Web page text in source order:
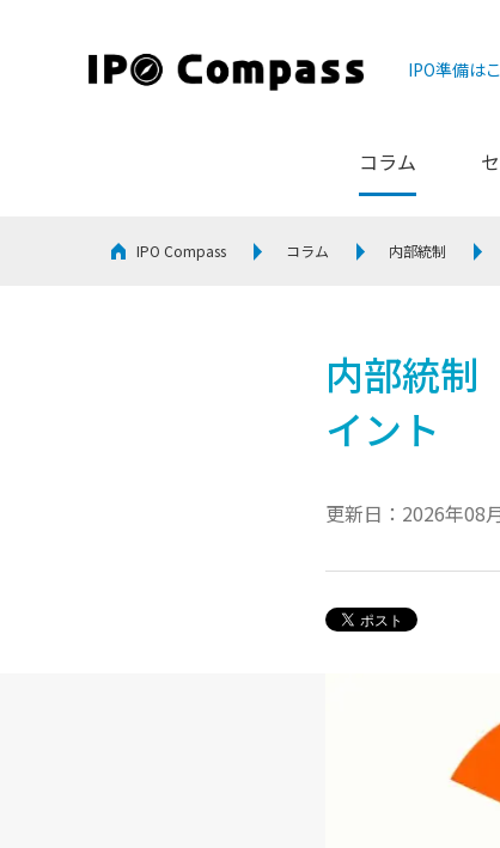
IPO準備は
コラム
IPO Compass コラム 内部統制
内部統制
イント
更新日：2026年08